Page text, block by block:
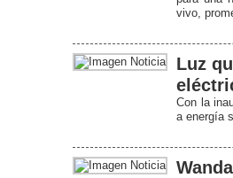
vivo,
Luz
Con la
a energía